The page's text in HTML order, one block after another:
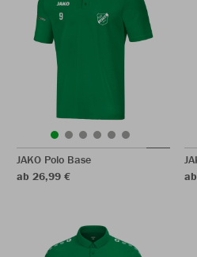
JAKO Polo Base
ab 26,99 €